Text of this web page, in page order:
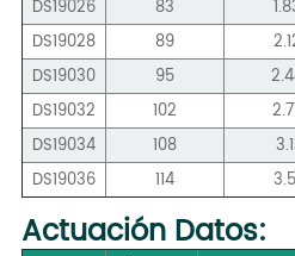
DS19026
83
DS19028
89
DS19030
95
DS19032
102
DS19034
108
DS19036
114
Actuación Datos: